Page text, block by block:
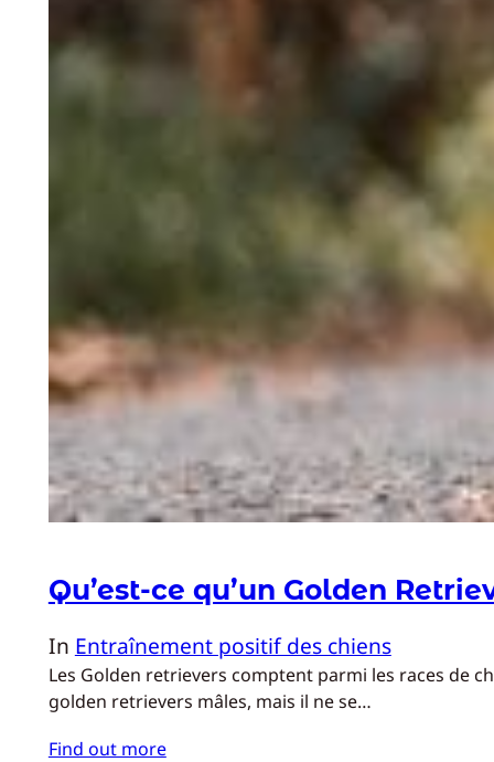
Qu’est-ce qu’un Golden
In Entraînement positif des chiens
Les Golden retrievers comptent parmi les races de
golden retrievers mâles, mais il ne se…
Find out more